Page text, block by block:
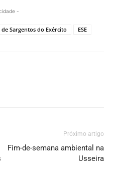
-
de Sargentos do Exército ESE
Próximo artigo
Fim-de-semana ambiental na
Usseira